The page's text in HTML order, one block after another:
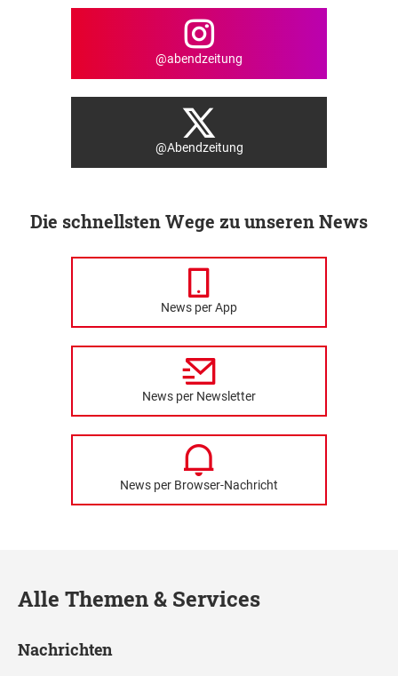
@abendzeitung
@Abendzeitung
Die schnellsten Wege zu unseren News
News per App
News per Newsletter
News per Browser-Nachricht
Alle Themen & Services
Nachrichten